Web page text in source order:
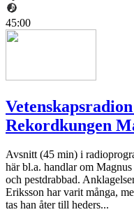
45:00
Rekordkungen
Avsnitt (45 min) i
här bl.a. handlar om
och pestdrabbad.
Eriksson har varit många,
tas han åter till heders...